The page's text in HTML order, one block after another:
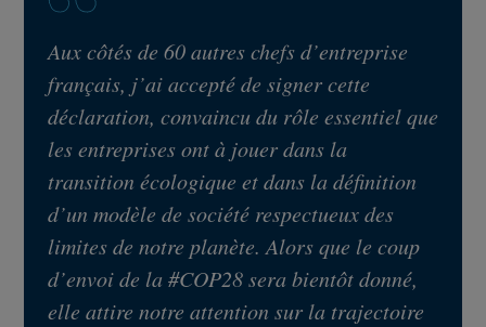
Aux côtés de 60 autres chefs d’entreprise
français, j’ai accepté de signer cette
déclaration, convaincu du rôle essentiel que
les entreprises ont à jouer dans la
transition écologique et dans la définition
d’un modèle de société respectueux des
limites de notre planète. Alors que le coup
d’envoi de la #COP28 sera bientôt donné,
elle attire notre attention sur la trajectoire